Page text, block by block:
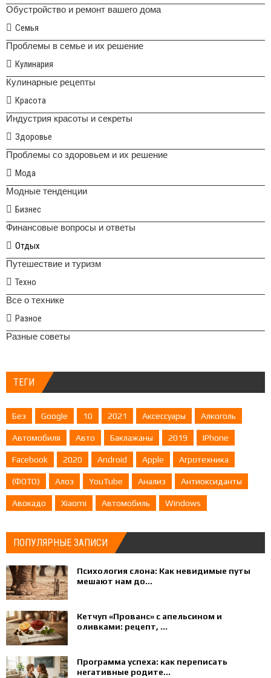
Обустройство и ремонт вашего дома
Семья
Проблемы в семье и их решение
Кулинария
Кулинарные рецепты
Красота
Индустрия красоты и секреты
Здоровье
Проблемы со здоровьем и их решение
Мода
Модные тенденции
Бизнес
Финансовые вопросы и ответы
Отдых
Путешествие и туризм
Техно
Все о технике
Разное
Разные советы
ТЕГИ
Без Google 10 2021 Аксессуары Алкоголь
Автомобиля Авто Баклажаны 2019 IPhone
Facebook 2020 Android Apple Агротехника
(ФОТО) Алоэ YouTube Анализ Антиоксиданты
Авокадо Xiaomi Автомобиль Windows
ПОПУЛЯРНЫЕ ЗАПИСИ
Психология слона: Как невидимые путы
мешают нам до...
Кетчуп «Прованс» с апельсином и
оливками: рецепт, ...
Программа успеха: как переписать
негативные родите...